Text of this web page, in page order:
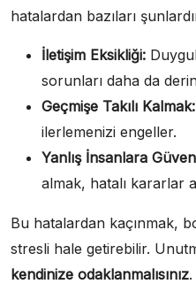
hatalardan bazıları
İletişim Eksikliği:
sorunları daha da
Geçmişe Takılı Kalmak:
ilerlemenizi engeller.
Yanlış İnsanlara
almak, hatalı kararlar
Bu hatalardan kaçınmak,
stresli hale getirebilir.
kendinize odaklanmalısınız